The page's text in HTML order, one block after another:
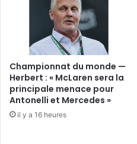
Championnat du monde —
Herbert : « McLaren sera la
principale menace pour
Antonelli et Mercedes »
il y a 16 heures